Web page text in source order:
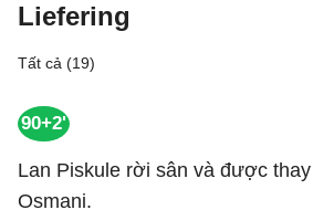
Liefering
Tất cả (19)
90+2'
Lan Piskule rời sân và được
Osmani.